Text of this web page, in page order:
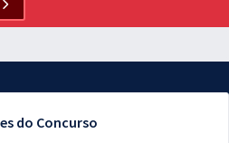
do Concurso